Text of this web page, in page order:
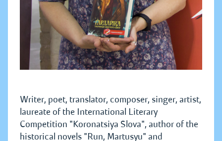
Writer, poet, translator, composer, singer, artist,
laureate of the International Literary
Competition "Koronatsiya Slova", author of the
historical novels "Run, Martusyu" and